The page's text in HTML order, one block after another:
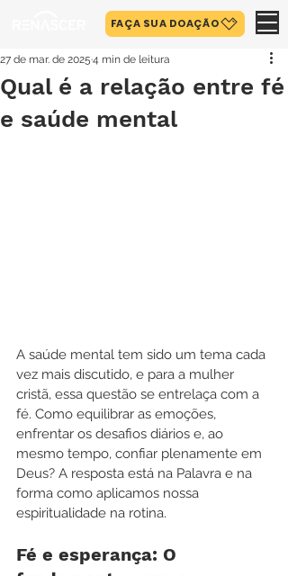
FAÇA SUA DOAÇÃO
Qual é a relação entre fé
e saúde mental
27 de mar. de 2025 4 min de leitura
A saúde mental tem sido um tema cada
vez mais discutido, e para a mulher
cristã, essa questão se entrelaça com a
fé. Como equilibrar as emoções,
enfrentar os desafios diários e, ao
mesmo tempo, confiar plenamente em
Deus? A resposta está na Palavra e na
forma como aplicamos nossa
espiritualidade na rotina.
Fé e esperança: O